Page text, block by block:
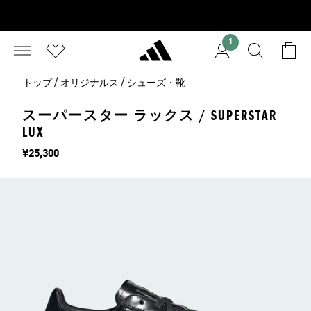
1
トップ / オリジナルス / シューズ・靴
スーパースター ラックス / SUPERSTAR
LUX
価格
¥25,300